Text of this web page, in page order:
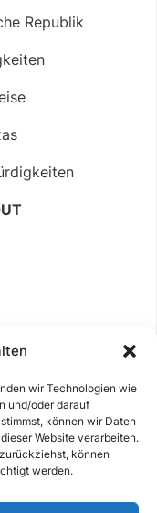
wir Technologien wie
und/oder darauf
können wir Daten
Website verarbeiten.
können
werden.
Republik